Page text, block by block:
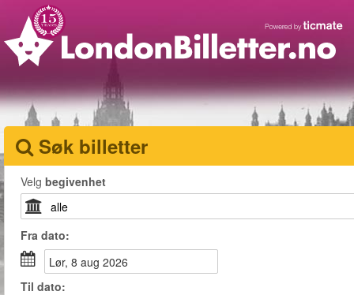
Søk billetter
Velg begivenhet
Fra dato:
lør, 8 aug 2026
Til dato: